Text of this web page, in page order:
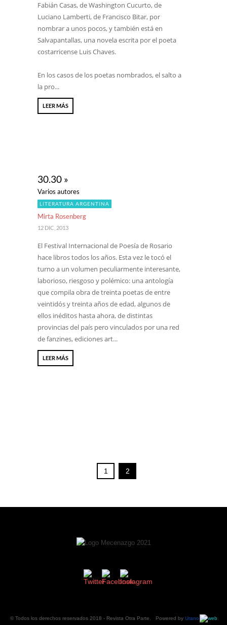
Fabián Casas, de Washington Cucurto, de
Luciano Lamberti, de Francisco Bitar, por
nombrar a unos pocos, y también está en
Salvapantallas, una novela escrita por el poeta
costarricense Luis Chaves.
En los casos de los poetas nombrados, el salto a
la pro...
LEER MÁS
30.30 »
Varios autores
LITERATURA ARGENTINA
Mirta Rosenberg
12 DIC, 2013
El Festival Internacional de Poesía de Rosario
hace libros todos los años. Esta vez le tocó el
turno a un volumen peculiarmente interesante,
laborioso, riesgoso y polémico: una antología
que compila obra de treinta poetas de entre
veintidós y treinta años de edad, algunos de
ellos inéditos hasta ahora, de distintas
provincias del país pero vinculados por una red
de fanzines, ediciones art...
LEER MÁS
1 2
© Todos los derechos reservados 2018 - Revista Otra Parte . Powered by Urano web